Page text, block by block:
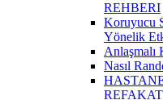
REHBERI
Koruyucu
Yönelik
Anlaşmalı
Nasıl